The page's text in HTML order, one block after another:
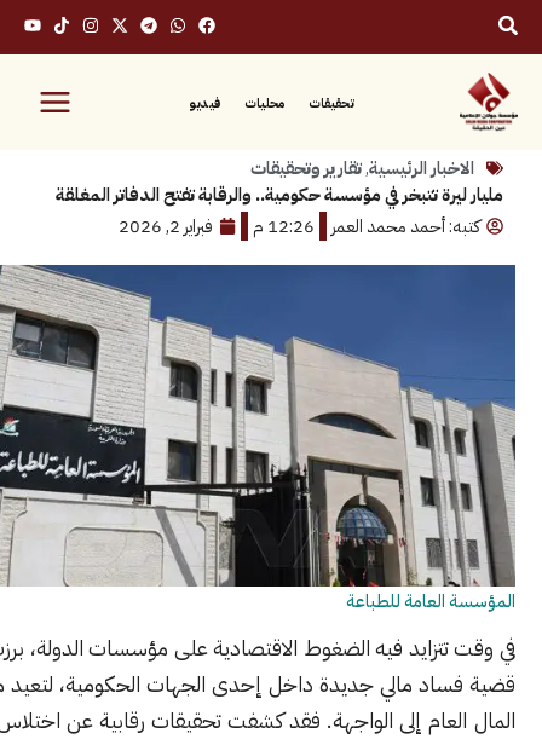
محليات فيديو
الرئيسية,تقارير وتحقيقات
تتبخر في مؤسسة حكومية.. والرقابة تفتح الدفاتر المغلقة
أحمد محمد العمر
12:26 م فبراير 2, 2026
للطباعة
فيه الضغوط الاقتصادية على مؤسسات الدولة، برزت إلى العلن
مالي جديدة داخل إحدى الجهات الحكومية، لتعيد ملف حماية
إلى الواجهة. فقد كشفت تحقيقات رقابية عن اختلاس مالي تجاوز